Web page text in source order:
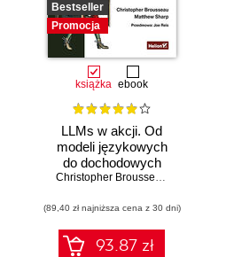
Bestseller
Promocja
książka ebook
LLMs w akcji. Od
modeli językowych
do dochodowych
produktów
Christopher Brousseau
(89,40 zł najniższa cena z 30 dni)
93.87 zł